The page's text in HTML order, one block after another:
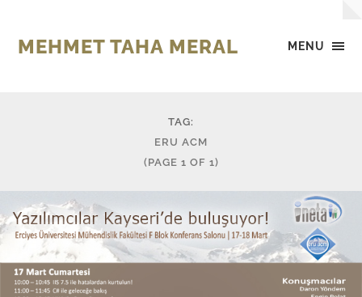
MENU
MEHMET TAHA MERAL
TAG:
ERU ACM
(PAGE 1 OF 1)